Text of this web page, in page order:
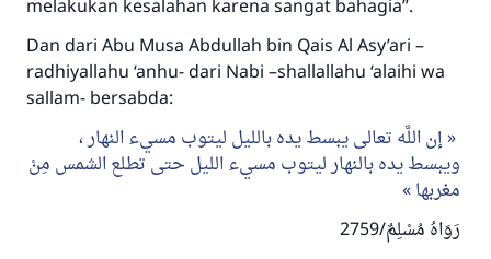
melakukan kesalahan karena sangat bahagia”.
Dan dari Abu Musa Abdullah bin Qais Al Asy’ari –
radhiyallahu ‘anhu- dari Nabi –shallallahu ‘alaihi wa
sallam- bersabda:
إن اللَّه تعالى يبسط يده بالليل ليتوب مسيء النهار ،
ويبسط يده بالنهار ليتوب مسيء الليل حتى تطلع الشمس مِنْ
مغربها
رَوَاهُ مُسْلِمٌ/2759
Bantu kami dalam memberikan jawaban untuk umat
Rasulullah ﷺ bersabda
"Siapa yang menunjukkan suatu kebaikan,
meka dia akan mendapatkan pahala yang
sama dengan orang yang melakukannya"
MUSLIM, 1893